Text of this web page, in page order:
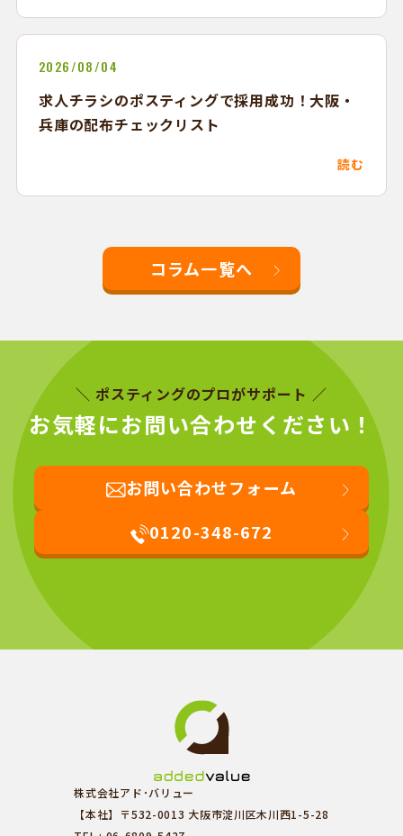
2026/08/04
求人チラシのポスティングで採用成功！大阪・
兵庫の配布チェックリスト
読む
コラム一覧へ
＼ ポスティングのプロがサポート ／
お気軽にお問い合わせください！
お問い合わせフォーム
0120-348-672
株式会社アド･バリュー
【本社】〒532-0013 大阪市淀川区木川西1-5-28